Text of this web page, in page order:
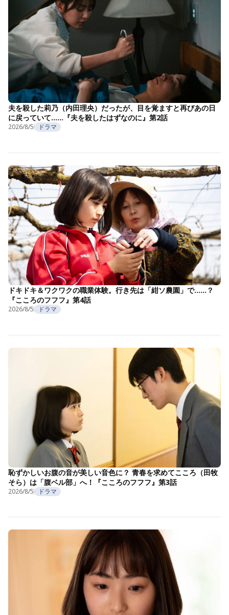
夫を殺した莉乃（内田理央）だったが、目を覚ますと再びあの日
に戻っていて……『夫を殺したはずなのに』第2話
2026/8/5 ドラマ
ドキドキ＆ワクワクの職業体験。行き先は「紺ソ農園」で……？
『こころのフフフ』第4話
2026/8/5 ドラマ
恥ずかしいお腹の音が美しい音色に？ 青春を求めてこころ（田牧
そら）は「腹ベル部」へ！『こころのフフフ』第3話
2026/8/5 ドラマ